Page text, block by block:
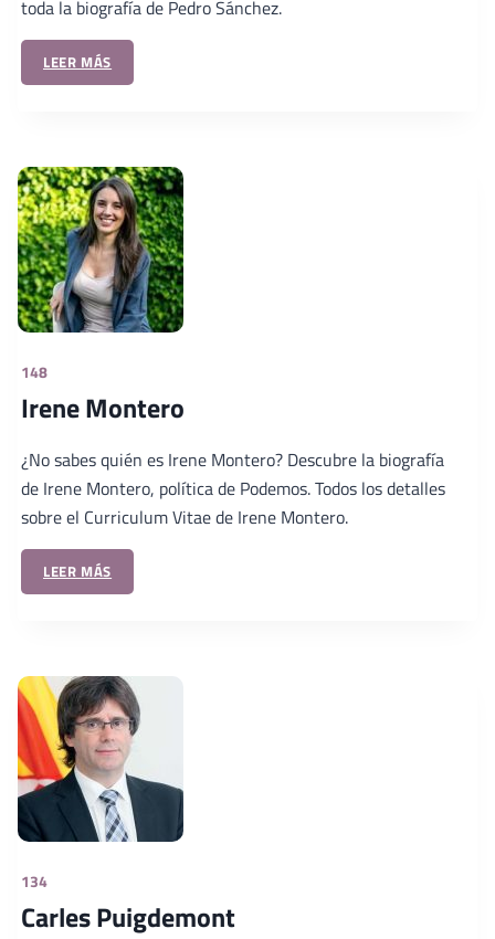
toda la biografía de Pedro Sánchez.
LEER MÁS
148
Irene Montero
¿No sabes quién es Irene Montero? Descubre la biografía
de Irene Montero, política de Podemos. Todos los detalles
sobre el Curriculum Vitae de Irene Montero.
LEER MÁS
134
Carles Puigdemont